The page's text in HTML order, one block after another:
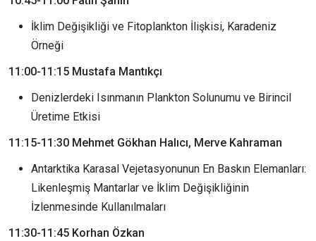
İklim Değişikliği ve Fitoplankton İlişkisi, Karadeniz
Örneği
11:00-11:15 Mustafa Mantıkçı
Denizlerdeki Isınmanın Plankton Solunumu ve Birincil
Üretime Etkisi
11:15-11:30 Mehmet Gökhan Halıcı, Merve Kahraman
Antarktika Karasal Vejetasyonunun En Baskın Elemanları:
Likenleşmiş Mantarlar ve İklim Değişikliğinin
İzlenmesinde Kullanılmaları
11:30-11:45 Korhan Özkan